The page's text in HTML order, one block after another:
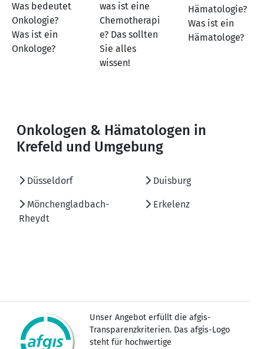
Was bedeutet
Onkologie?
Was ist ein
Onkologe?
was ist eine
Chemotherapi
e? Das sollten
Sie alles
wissen!
Hämatologie?
Was ist ein
Hämatologe?
Onkologen & Hämatologen in
Krefeld und Umgebung
Düsseldorf Duisburg
Mönchengladbach-
Rheydt
Erkelenz
Unser Angebot erfüllt die afgis-
Transparenzkriterien. Das afgis-Logo
steht für hochwertige